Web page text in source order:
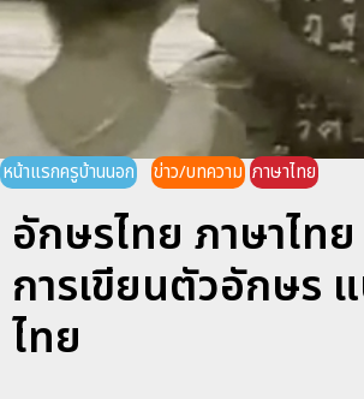
หน้าแรกครูบ้านนอก ข่าว/บทความ ภาษาไทย
อักษรไทย ภาษาไท
การเขียนตัวอักษร
ไทย